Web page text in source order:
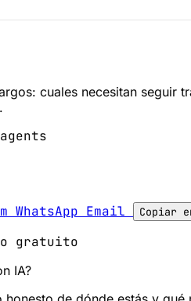
cuales necesitan seguir
WhatsApp Email Copiar
gratuito
IA?